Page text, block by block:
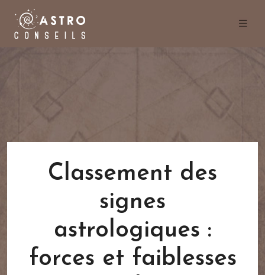
Classement des
signes
astrologiques :
forces et faiblesses